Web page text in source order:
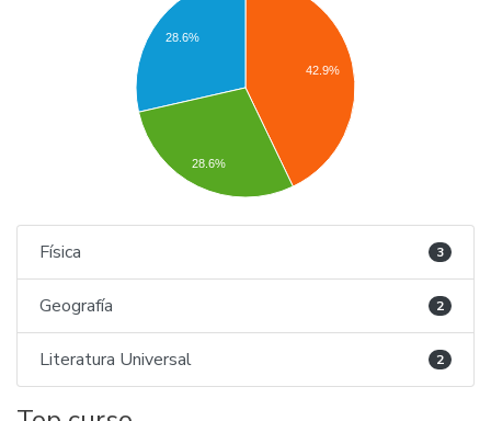
42.9%
28.6%
28.6%
Física 3
Geografía 2
Literatura Universal 2